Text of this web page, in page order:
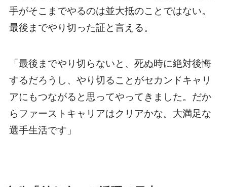
手がそこまでやるのは並大抵のことではない。
最後までやり切った証と言える。
「最後までやり切らないと、死ぬ時に絶対後悔
するだろうし、やり切ることがセカンドキャリ
アにもつながると思ってやってきました。だか
らファーストキャリアはクリアかな。大満足な
選手生活です」